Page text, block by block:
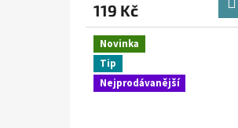
119 Kč
Novinka
Tip
Nejprodávanější